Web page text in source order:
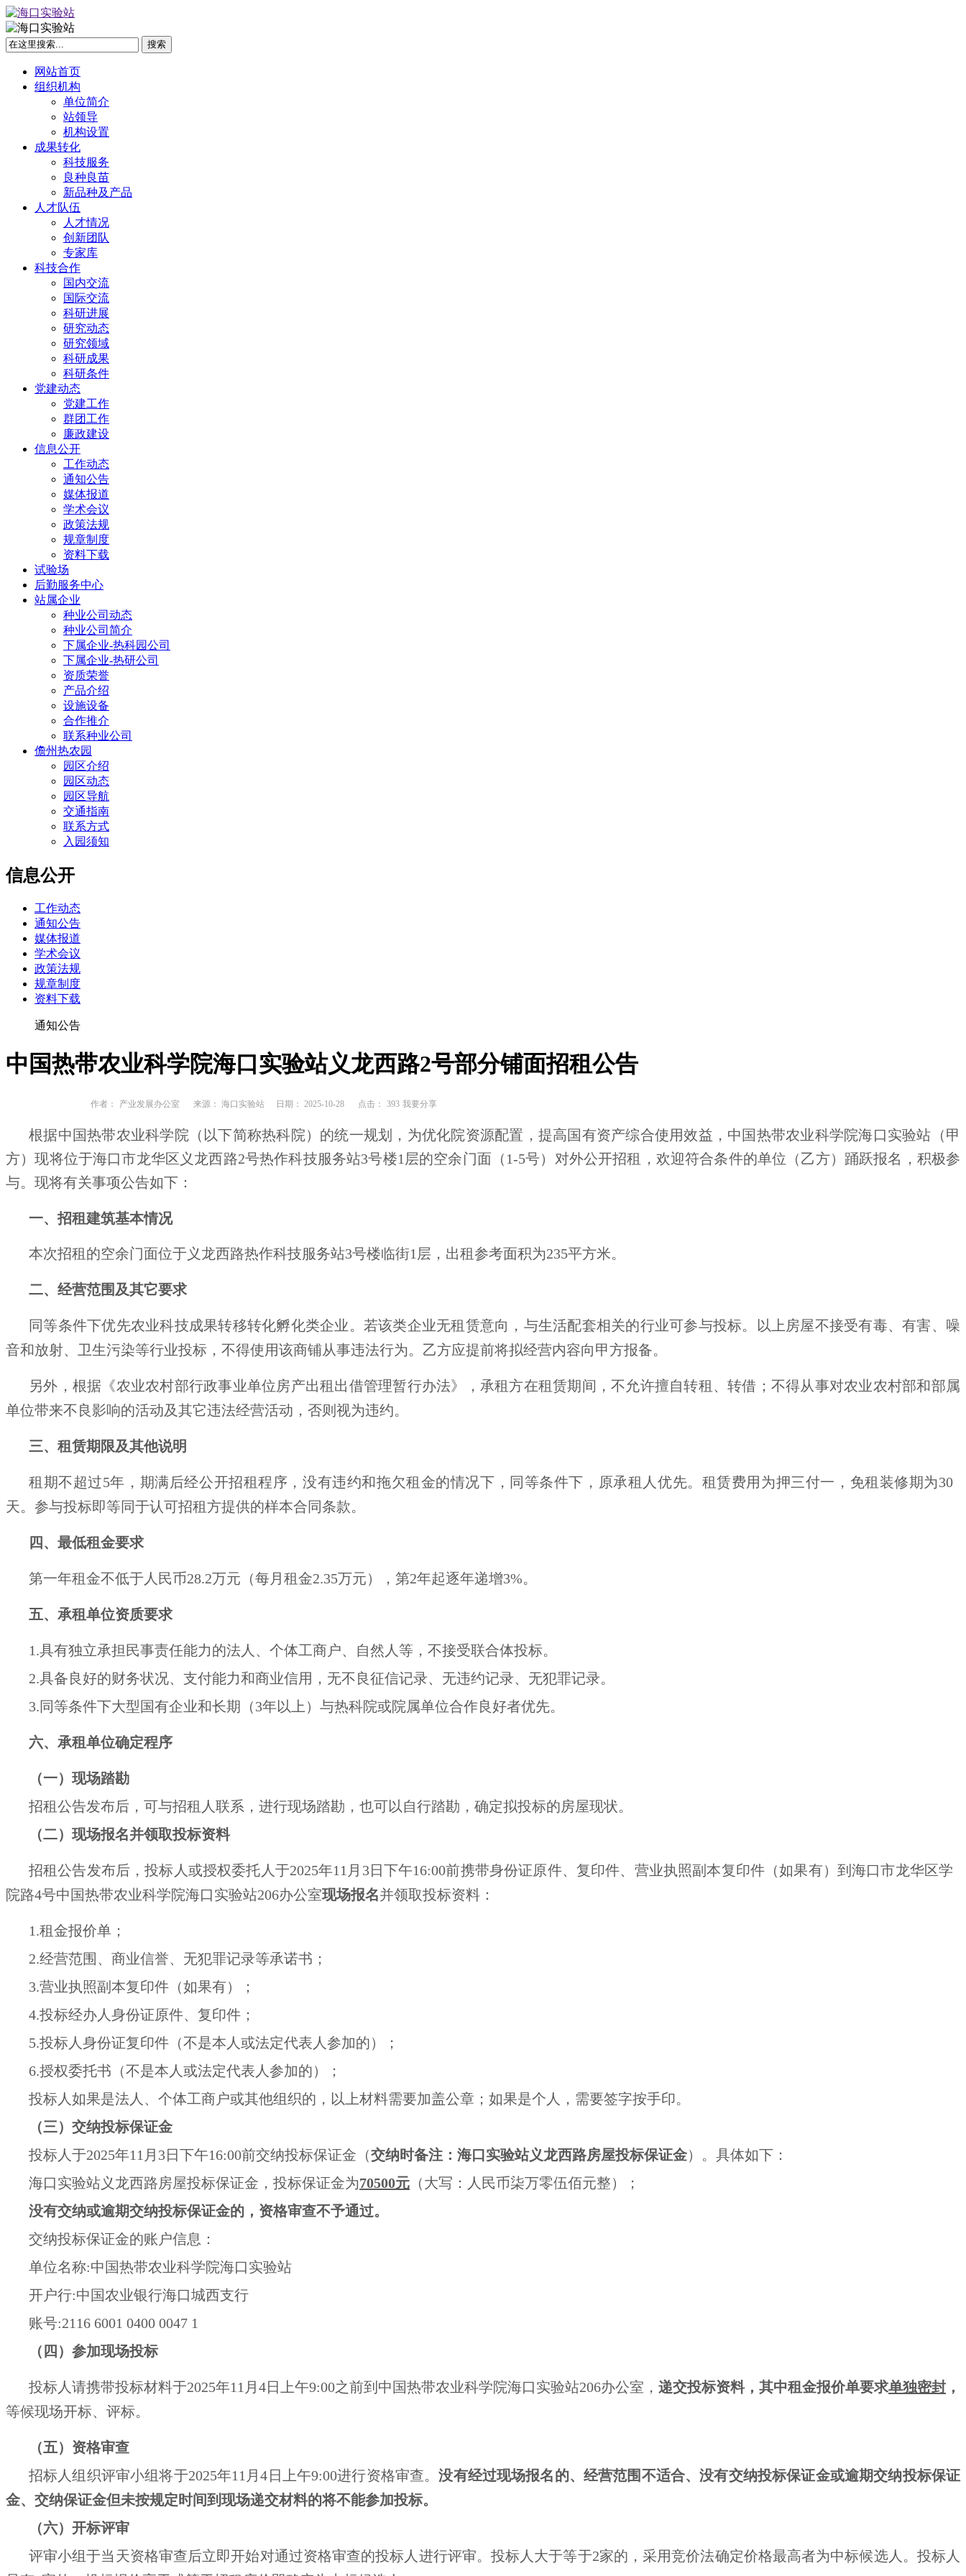
网站首页
组织机构
单位简介
站领导
机构设置
成果转化
科技服务
良种良苗
新品种及产品
人才队伍
人才情况
创新团队
专家库
科技合作
国内交流
国际交流
科研进展
研究动态
研究领域
科研成果
科研条件
党建动态
党建工作
群团工作
廉政建设
信息公开
工作动态
通知公告
媒体报道
学术会议
政策法规
规章制度
资料下载
试验场
后勤服务中心
站属企业
种业公司动态
种业公司简介
下属企业-热科园公司
下属企业-热研公司
资质荣誉
产品介绍
设施设备
合作推介
联系种业公司
儋州热农园
园区介绍
园区动态
园区导航
交通指南
联系方式
入园须知
信息公开
工作动态
通知公告
媒体报道
学术会议
政策法规
规章制度
资料下载
通知公告
中国热带农业科学院海口实验站义龙西路2号部分铺面招租公告
作者： 产业发展办公室 来源： 海口实验站 日期： 2025-10-28 点击： 393 我要分享
根据中国热带农业科学院（以下简称热科院）的统一规划，为优化院资源配置，提高国有资产综合使用效益 ，中国热带农业科学院海口实验站（甲
方）现将位于海口市龙华区义龙西路2号热作科技服务站3号楼1层的空余门面（1-5号） 对外公开招租， 欢迎符合条件的单位（乙方）踊跃报名，积极参
与。现将有关事项公告如下：
一、招租建筑基本情况
本次招租的空余门面位于义龙西路热作科技服务站3号楼临街1层，出租参考面积为235平方米。
二、经营范围及其它要求
同等条件下优先农业科技成果转移转化孵化类企业。若该类企业无租赁意向，与生活配套相关的行业可参与投标。以上房屋不接受有毒、有害、噪
音和放射、卫生污染等行业投标，不得使用该商铺从事违法行为。乙方应提前将拟经营内容向甲方报备。
另外，根据《农业农村部行政事业单位房产出租出借管理暂行办法》，承租方在租赁期间，不允许擅自转租、转借；不得从事对农业农村部和部属
单位带来不良影响的活动及其它违法经营活动，否则视为违约。
三、租赁期限及其他说明
租期不超过5年，期满后经公开招租程序，没有违约和拖欠租金的情况下，同等条件下，原承租人优先。租赁费用为押三付一，免租装修期为30
天。参与投标即等同于认可招租方提供的样本合同条款。
四、最低租金要求
第一年租金不低于人民币28.2万元（每月租金2.35万元），第2年起逐年递增3%。
五、承租单位资质要求
1.具有独立承担民事责任能力的法人、个体工商户、自然人等，不接受联合体投标。
2.具备良好的财务状况、支付能力和商业信用，无不良征信记录、无违约记录、无犯罪记录。
3.同等条件下大型国有企业和长期（3年以上）与热科院或院属单位合作良好者优先。
六、承租单位确定程序
（一）现场踏勘
招租公告发布后，可与招租人联系，进行现场踏勘，也可以自行踏勘，确定拟投标的房屋现状。
（二） 现场报名并领取投标资料
招租公告发布后，投标人或授权委托人于2025年11月3日下午16:00前携带身份证原件、复印件、营业执照副本复印件（如果有）到海口市龙华区学
院路4号中国热带农业科学院海口实验站206办公室现场报名并领取投标资料：
1.租金报价单；
2.经营范围、商业信誉、无犯罪记录等承诺书；
3.营业执照副本复印件（如果有）；
4.投标经办人身份证原件、复印件；
5.投标人身份证复印件（不是本人或法定代表人参加的）；
6.授权委托书（不是本人或法定代表人参加的）；
投标人如果是法人、个体工商户或其他组织的，以上材料需要加盖公章；如果是个人，需要签字按手印。
（三）交纳投标保证金
投标人于2025年11月3日下午16:00前交纳投标保证金（交纳时备注：海口实验站义龙西路房屋投标保证金）。具体如下：
海口实验站义龙西路房屋投标保证金，投标保证金为70500元 （大写：人民币柒万零伍佰元整）；
没有交纳或逾期交纳投标保证金的，资格审查不予通过。
交纳投标保证金的账户信息：
单位名称:中国热带农业科学院海口实验站
开户行:中国农业银行海口城西支行
账号:2116 6001 0400 0047 1
（四）参加现场投标
投标人请携带投标材料于2025年11月4日上午9:00之前到中国热带农业科学院海口实验站206办公室， 递交投标资料，其中租金报价单要求单独密封 ，
等候现场开标、评标。
（五）资格审查
招标人组织评审小组将于2025年11月4日上午9:00进行资格审查。没有经过现场报名的、 经营范围不适合、没有交纳投标保证金或逾期交纳投标保证
金、交纳保证金但未按规定时间到现场递交材料的将不能参加投标。
（六）开标评审
评审小组于当天资格审查后立即开始对通过资格审查的投标人进行评审。投标人大于等于2家的，采用竞价法确定价格最高者为中标候选人。投标人